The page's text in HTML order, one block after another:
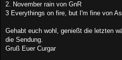
2. November rain von GnR
3 Everythings on fire, but I'm fine von
Gehabt euch wohl, genießt die letzten
die Sendung.
Gruß Euer Curgar